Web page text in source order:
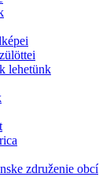
lehetünk
združenie obcí